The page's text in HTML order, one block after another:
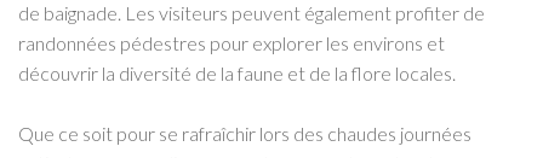
de baignade. Les visiteurs peuvent également profiter de
randonnées pédestres pour explorer les environs et
découvrir la diversité de la faune et de la flore locales.
Que ce soit pour se rafraîchir lors des chaudes journées